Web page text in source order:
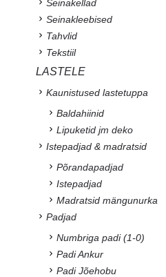
Seinakellad
Seinakleebised
Tahvlid
Tekstiil
LASTELE
Kaunistused lastetuppa
Baldahiinid
Lipuketid jm deko
Istepadjad & madratsid
Põrandapadjad
Istepadjad
Madratsid mängunurka
Padjad
Numbriga padi (1-0)
Padi Ankur
Padi Jõehobu